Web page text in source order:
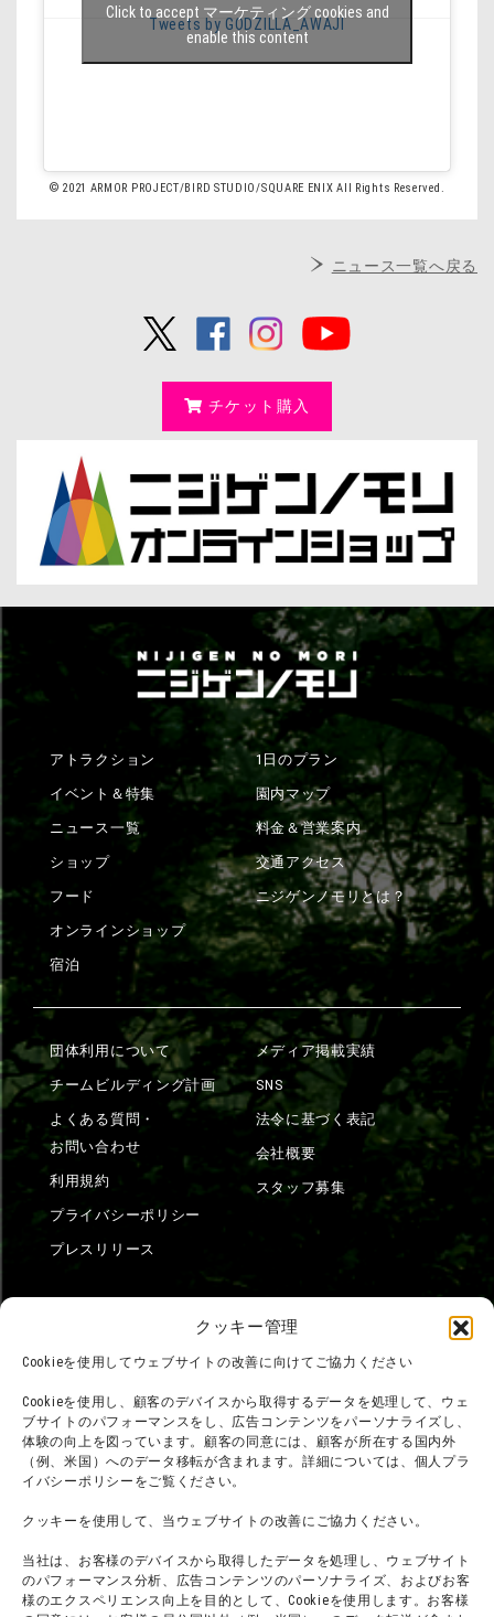
クッキー管理
Cookieを使用してウェブサイトの改善に向けてご協力ください
Cookieを使用し、顧客のデバイスから取得するデータを処理して、ウェ
ブサイトのパフォーマンスをし、広告コンテンツをパーソナライズし、
体験の向上を図っています。顧客の同意には、顧客が所在する国内外
（例、米国）へのデータ移転が含まれます。詳細については、個人プラ
イバシーポリシーをご覧ください。
クッキーを使用して、当ウェブサイトの改善にご協力ください。
当社は、お客様のデバイスから取得したデータを処理し、ウェブサイト
のパフォーマンス分析、広告コンテンツのパーソナライズ、およびお客
様のエクスペリエンス向上を目的として、Cookieを使用します。お客様
Tweets by GODZILLA_AWAJI
Click to accept マーケティング cookies and
enable this content
© 2021 ARMOR PROJECT/BIRD STUDIO/SQUARE ENIX All Rights Reserved.
ニュース一覧へ戻る
チケット購入
アトラクション
イベント＆特集
ニュース一覧
ショップ
フード
オンラインショップ
宿泊
1日のプラン
園内マップ
料金＆営業案内
交通アクセス
ニジゲンノモリとは？
団体利用について
チームビルディング計画
よくある質問・
お問い合わせ
利用規約
プライバシーポリシー
プレスリリース
メディア掲載実績
SNS
法令に基づく表記
会社概要
スタッフ募集